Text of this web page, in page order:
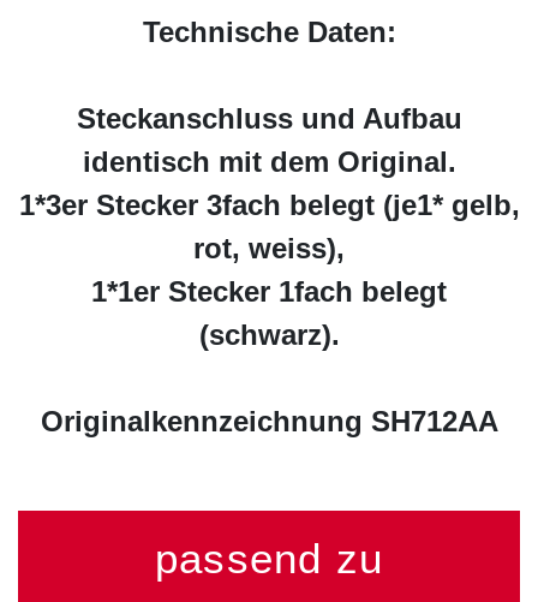
Technische Daten:
Steckanschluss und Aufbau
identisch mit dem Original.
1*3er Stecker 3fach belegt (je1* gelb,
rot, weiss),
1*1er Stecker 1fach belegt
(schwarz).
Originalkennzeichnung SH712AA
passend zu